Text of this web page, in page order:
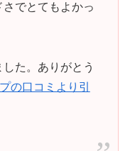
でとてもよかっ
た。ありがとう
の口コミより引